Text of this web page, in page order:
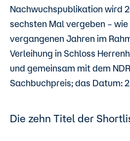
Nachwuchspublikation wird
sechsten Mal vergeben – wie
vergangenen Jahren im
Verleihung in Schloss
und gemeinsam mit dem
Sachbuchpreis; das Datum:
Die zehn Titel der